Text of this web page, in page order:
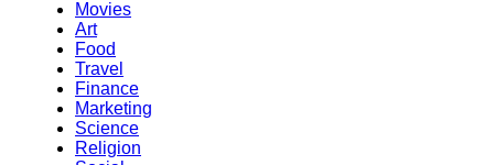
Movies
Art
Food
Travel
Finance
Marketing
Science
Religion